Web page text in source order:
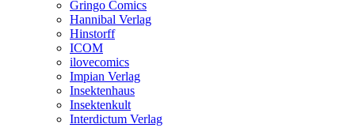
Gringo Comics
Hannibal Verlag
Hinstorff
ICOM
ilovecomics
Impian Verlag
Insektenhaus
Insektenkult
Interdictum Verlag